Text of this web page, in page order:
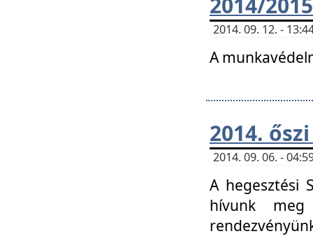
2014. 09. 12. -
A
2014.
2014. 09. 06. -
A hegesztési
hívunk